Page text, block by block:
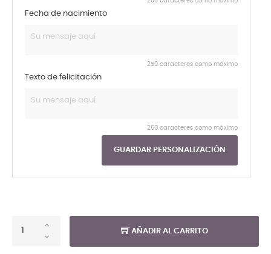
Fecha de nacimiento
250 caracteres como máximo
Texto de felicitación
250 caracteres como máximo
GUARDAR PERSONALIZACIÓN
AÑADIR AL CARRITO